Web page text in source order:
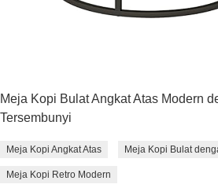
Meja Kopi Bulat Angkat Atas Modern
Tersembunyi
Meja Kopi Angkat Atas Meja Kopi Bulat
Meja Kopi Retro Modern